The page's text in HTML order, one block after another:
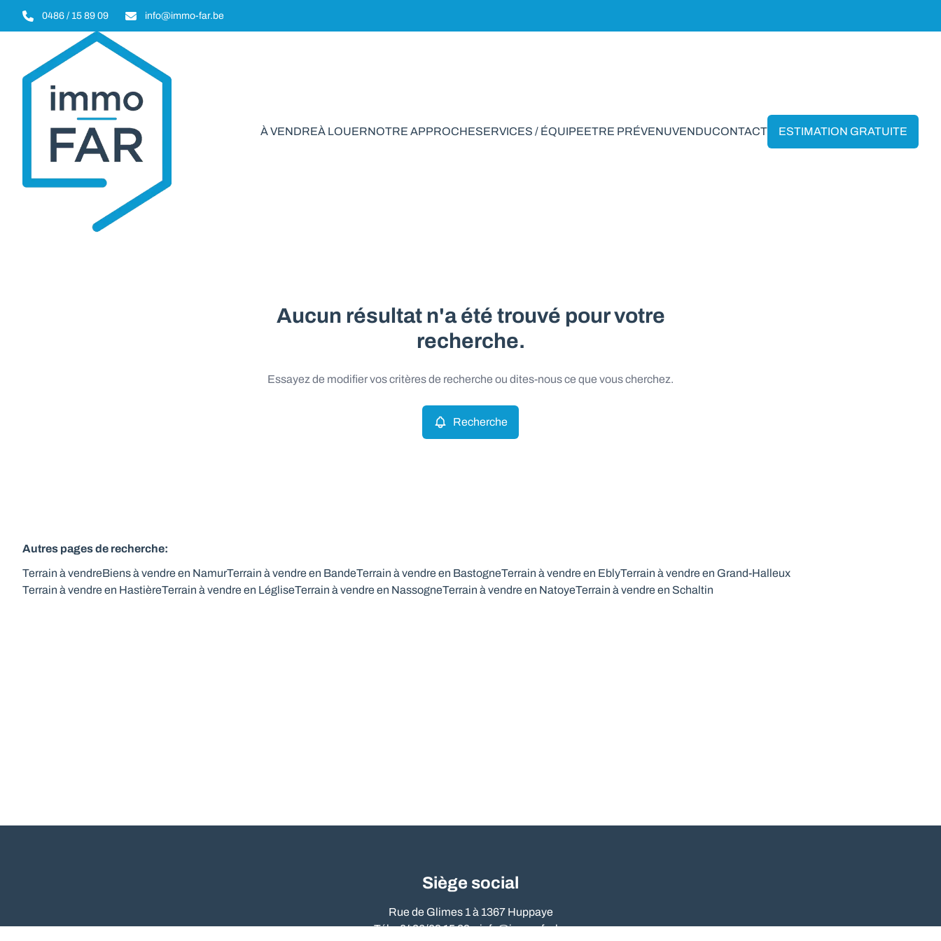
Aller au contenu principal
0486 / 15 89 09 info@immo-far.be
À VENDREÀ LOUERNOTRE APPROCHESERVICES / ÉQUIPEETRE PRÉVENUVENDUCONTACT ESTIMATION GRATUITE
Aucun résultat n'a été trouvé pour votre
recherche.
Essayez de modifier vos critères de recherche ou dites-nous ce que vous cherchez.
Recherche
Autres pages de recherche:
Terrain à vendreBiens à vendre en NamurTerrain à vendre en BandeTerrain à vendre en BastogneTerrain à vendre en EblyTerrain à vendre en Grand-Halleux
Terrain à vendre en HastièreTerrain à vendre en LégliseTerrain à vendre en NassogneTerrain à vendre en NatoyeTerrain à vendre en Schaltin
Siège social
Rue de Glimes 1 à 1367 Huppaye
Tél. : 0486/09 15 89 –info@immo-far.be